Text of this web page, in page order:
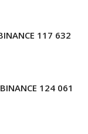
117 632
124 061